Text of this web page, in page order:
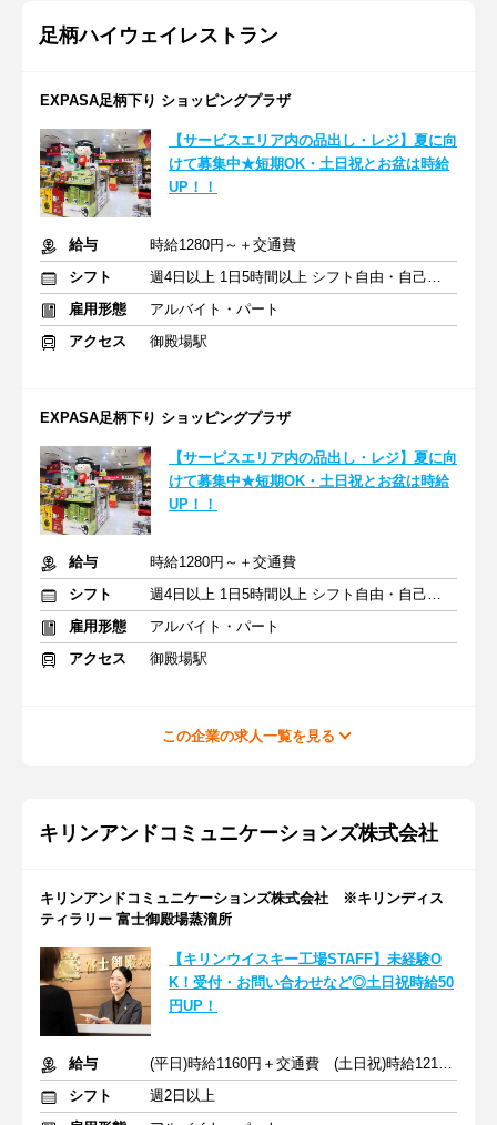
足柄ハイウェイレストラン
EXPASA足柄下り ショッピングプラザ
【サービスエリア内の品出し・レジ】夏に向
けて募集中★短期OK・土日祝とお盆は時給
UP！！
給与
時給1280円～＋交通費
シフト
週4日以上 1日5時間以上 シフト自由・自己申告
雇用形態
アルバイト・パート
アクセス
御殿場駅
EXPASA足柄下り ショッピングプラザ
【サービスエリア内の品出し・レジ】夏に向
けて募集中★短期OK・土日祝とお盆は時給
UP！！
給与
時給1280円～＋交通費
シフト
週4日以上 1日5時間以上 シフト自由・自己申告
雇用形態
アルバイト・パート
アクセス
御殿場駅
この企業の求人一覧を見る
キリンアンドコミュニケーションズ株式会社
キリンアンドコミュニケーションズ株式会社 ※キリンディス
ティラリー 富士御殿場蒸溜所
【キリンウイスキー工場STAFF】未経験O
K！受付・お問い合わせなど◎土日祝時給50
円UP！
給与
(平日)時給1160円＋交通費 (土日祝)時給1210円＋交通費
シフト
週2日以上